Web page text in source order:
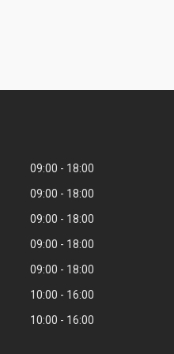
09:00
18:00
09:00
18:00
09:00
18:00
09:00
18:00
09:00
18:00
10:00
16:00
10:00
16:00